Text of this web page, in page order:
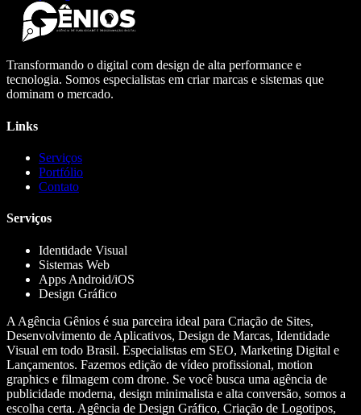
Transformando o digital com design de alta performance e
tecnologia. Somos especialistas em criar marcas e sistemas que
dominam o mercado.
Links
Serviços
Portfólio
Contato
Serviços
Identidade Visual
Sistemas Web
Apps Android/iOS
Design Gráfico
A Agência Gênios é sua parceira ideal para Criação de Sites,
Desenvolvimento de Aplicativos, Design de Marcas, Identidade
Visual em todo Brasil. Especialistas em SEO, Marketing Digital e
Lançamentos. Fazemos edição de vídeo profissional, motion
graphics e filmagem com drone. Se você busca uma agência de
publicidade moderna, design minimalista e alta conversão, somos a
escolha certa. Agência de Design Gráfico, Criação de Logotipos,